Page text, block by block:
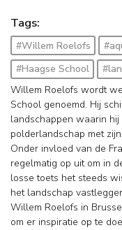
Tags:
#Willem Roelofs
#Haagse School
Willem Roelofs wordt
School genoemd. Hij
landschappen waarin
polderlandschap met
Onder invloed van de
regelmatig op uit om in
losse toets het steeds
het landschap
Willem Roelofs in
om er inspiratie op te